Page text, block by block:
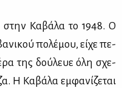
Κα­βά­λα το 1948. Ο
πο­λέ­μου, εί­χε πε­
της δού­λευε όλη σχε­
Η Κα­βά­λα εμ­φα­νί­ζε­ται